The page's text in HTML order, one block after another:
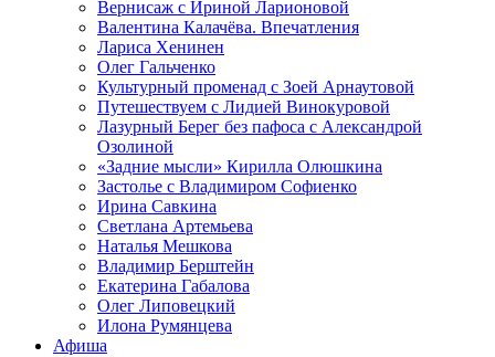
Вернисаж с Ириной Ларионовой
Валентина Калачёва. Впечатления
Лариса Хенинен
Олег Гальченко
Культурный променад с Зоей Арнаутовой
Путешествуем с Лидией Винокуровой
Лазурный Берег без пафоса с Александрой
Озолиной
«Задние мысли» Кирилла Олюшкина
Застолье с Владимиром Софиенко
Ирина Савкина
Светлана Артемьева
Наталья Мешкова
Владимир Берштейн
Екатерина Габалова
Олег Липовецкий
Илона Румянцева
Афиша